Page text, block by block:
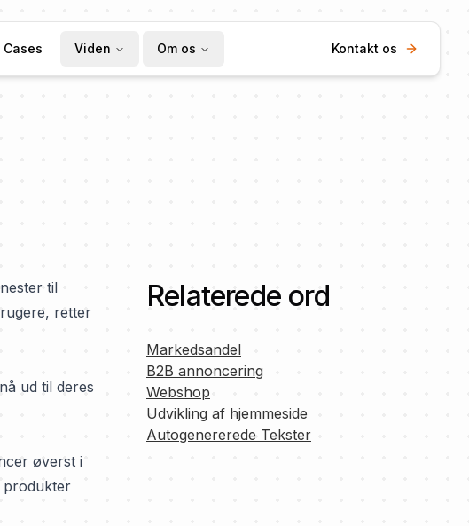
Cases Viden Om os Kontakt os
til
retter
ud til deres
øverst i
produkter
Relaterede ord
Markedsandel
B2B annoncering
Webshop
Udvikling af hjemmeside
Autogenererede Tekster